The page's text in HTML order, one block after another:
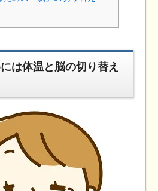
は体温と脳の切り替え